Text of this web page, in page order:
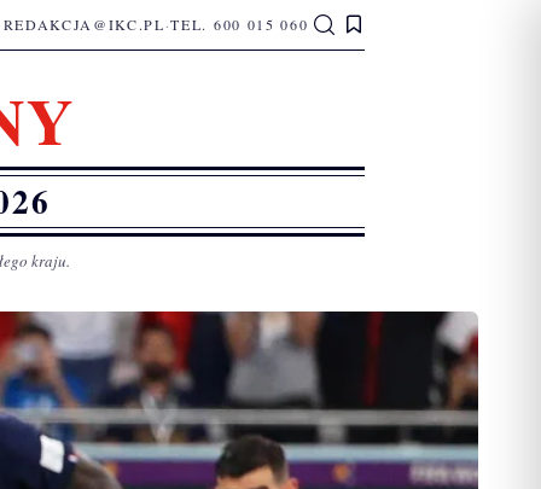
REDAKCJA@IKC.PL·TEL. 600 015 060
kraju.